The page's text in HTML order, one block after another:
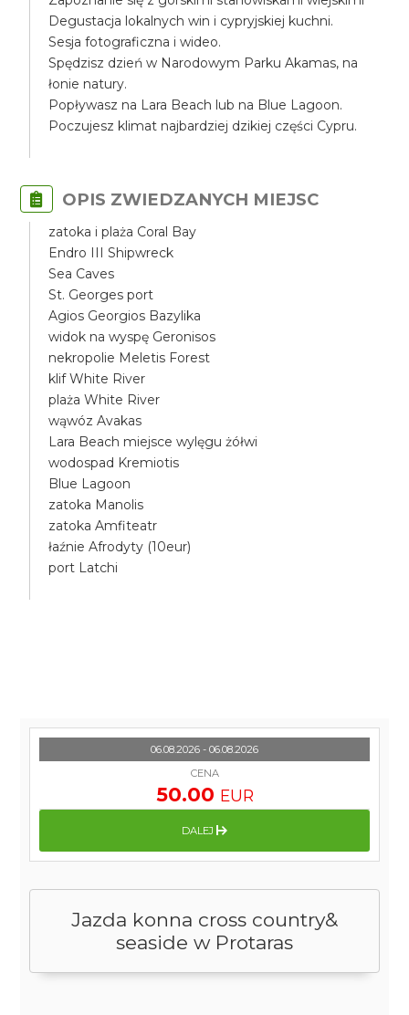
Degustacja lokalnych win i cypryjskiej kuchni.
Sesja fotograficzna i wideo.
Spędzisz dzień w Narodowym Parku Akamas, na
łonie natury.
Popływasz na Lara Beach lub na Blue Lagoon.
Poczujesz klimat najbardziej dzikiej części Cypru.
OPIS ZWIEDZANYCH MIEJSC
zatoka i plaża Coral Bay
Endro III Shipwreck
Sea Caves
St. Georges port
Agios Georgios Bazylika
widok na wyspę Geronisos
nekropolie Meletis Forest
klif White River
plaża White River
wąwóz Avakas
Lara Beach miejsce wylęgu żółwi
wodospad Kremiotis
Blue Lagoon
zatoka Manolis
zatoka Amfiteatr
łaźnie Afrodyty (10eur)
port Latchi
Jazda konna cross country&
seaside w Protaras
06.08.2026 - 06.08.2026
CENA
50.00 EUR
DALEJ